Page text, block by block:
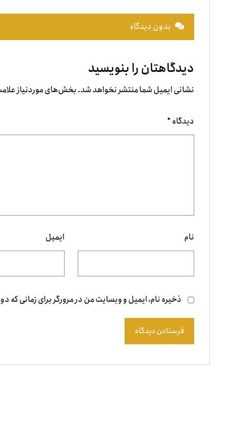
بدون دیدگاه
دیدگاهتان را بنویسید
نشانی ایمیل شما منتشر نخواهد شد.بخش‌های موردنیاز
دیدگاه*
نام ایمیل
ذخیره نام، ایمیل و وبسایت من در مرورگر برای زمانی که
فرستادن دیدگاه